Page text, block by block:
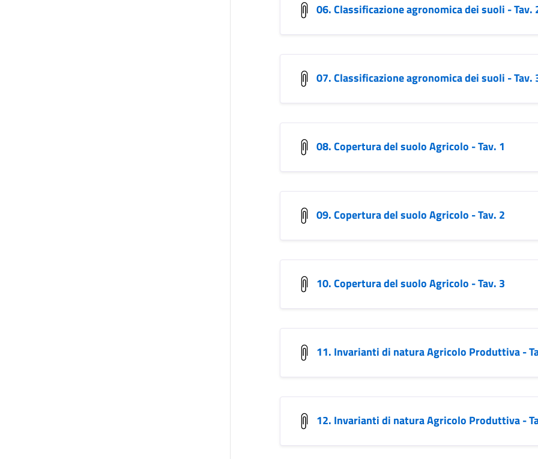
06. Classificazione agronomica dei suoli - Tav.
07. Classificazione agronomica dei suoli - Tav.
08. Copertura del suolo Agricolo - Tav. 1
09. Copertura del suolo Agricolo - Tav. 2
10. Copertura del suolo Agricolo - Tav. 3
11. Invarianti di natura Agricolo Produttiva -
12. Invarianti di natura Agricolo Produttiva -